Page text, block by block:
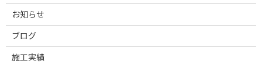
お知らせ
ブログ
施工実績